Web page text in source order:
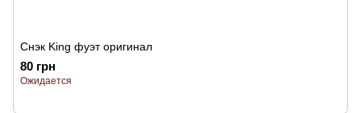
Снэк King фуэт оригинал
80 грн
Ожидается